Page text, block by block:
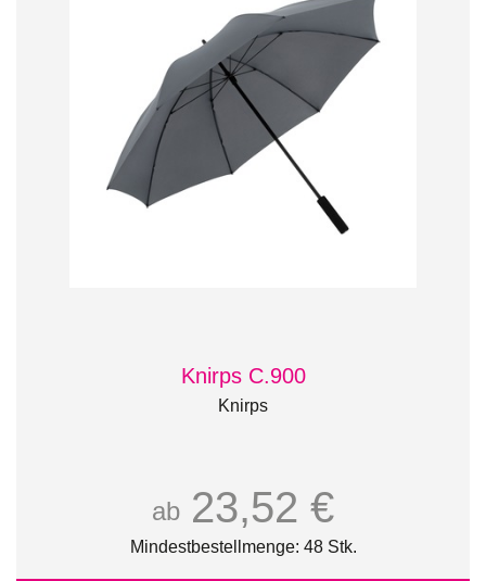
Knirps C.900
Knirps
ab 23,52 €
Mindestbestellmenge: 48 Stk.